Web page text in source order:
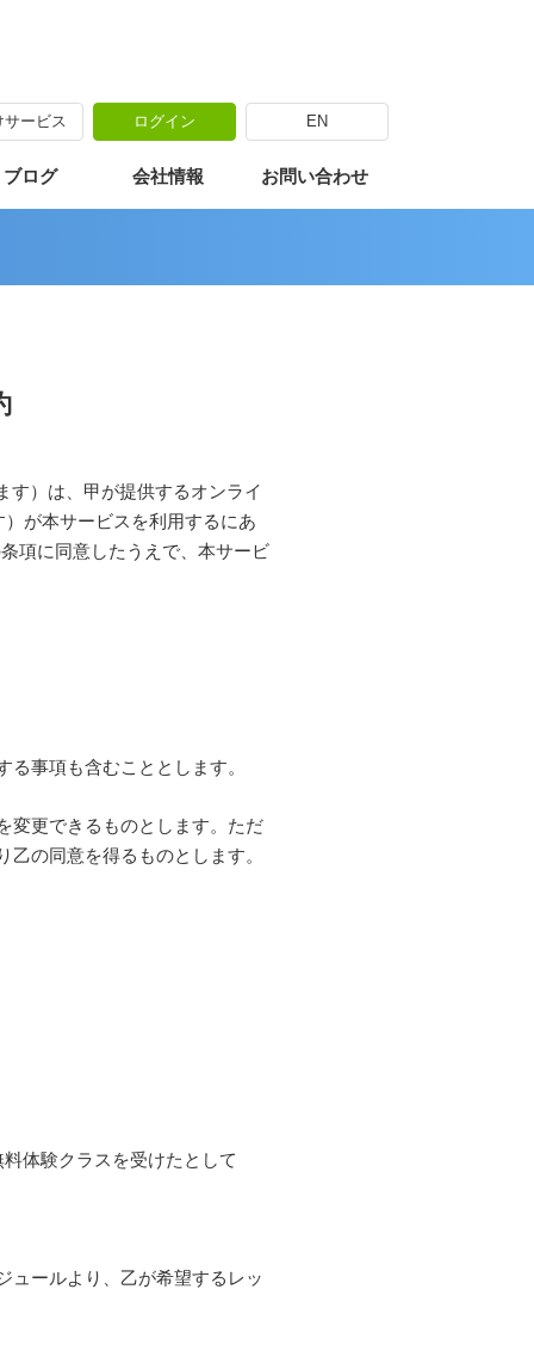
サービス ログイン EN
ログ 会社情報 お問い合わせ
す）は、甲が提供するオンライ
が本サービスを利用するにあ
項に同意したうえで、本サービ
事項も含むこととします。
変更できるものとします。ただ
の同意を得るものとします。
体験クラスを受けたとして
ュールより、乙が希望するレッ